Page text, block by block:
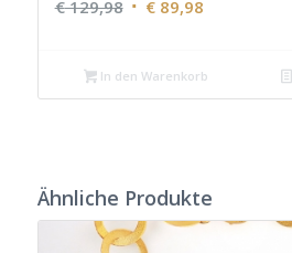
€129,98 Ursprünglicher
€ 129,98
€89,98Aktueller
€ 89,98.
In den Warenkorb
Ähnliche Produkte